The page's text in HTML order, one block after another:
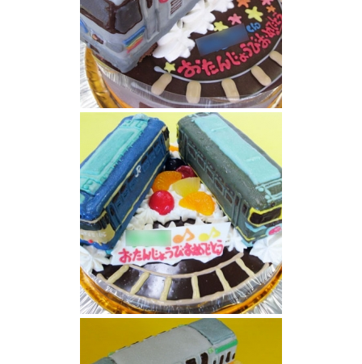
カシオペア電車ケーキ
ブルートレイン、トワイライトエキスプレス